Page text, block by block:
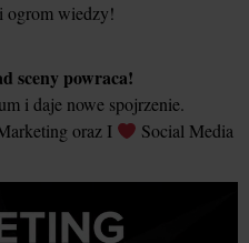
ogrom wiedzy!
sceny powraca!
i daje nowe spojrzenie.
oraz I Social Media